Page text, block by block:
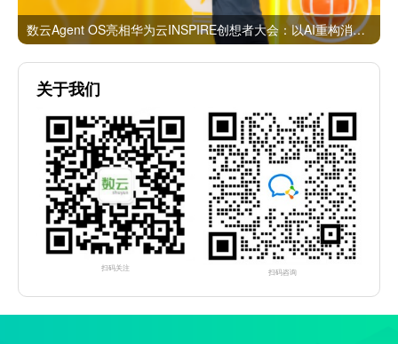
数云Agent OS亮相华为云INSPIRE创想者大会：以AI重构消费者运营与零售营销新范式
关于我们
扫码关注 扫码咨询